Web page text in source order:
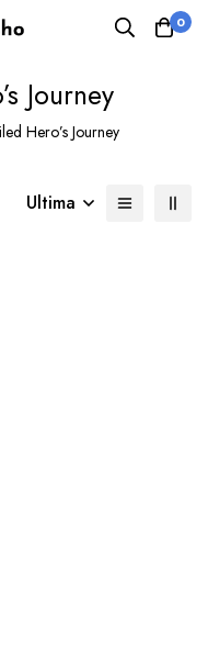
0
Journey
Hero’s Journey
Ultima